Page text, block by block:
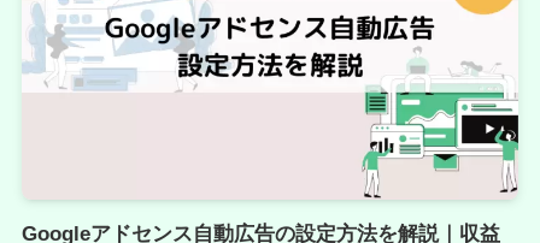
Googleアドセンス自動広告の設定方法を解説｜収益